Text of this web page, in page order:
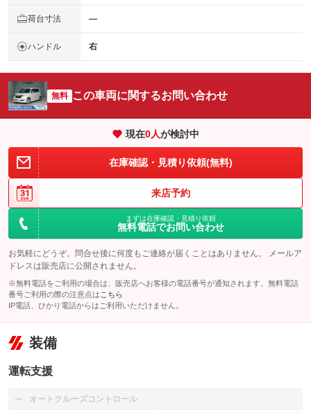
荷台寸法 ―
ハンドル 右
無料 この車両に関するお問い合わせ
現在0人が検討中
在庫確認・見積り依頼(無料)
来店予約
まずは在庫確認・見積り依頼
無料電話でお問い合わせ
お気軽にどうぞ。問合せ後に何度もご連絡が届くことはありません。 メールア
ドレスは販売店に公開されません。
※無料電話をご利用の場合は、販売店へお客様の電話番号が通知されます。無料電話
番号ご利用の際の注意点は こちら
IP電話、ひかり電話からはご利用いただけません。
装備
運転支援
オートクルーズコントロール
：装備なし